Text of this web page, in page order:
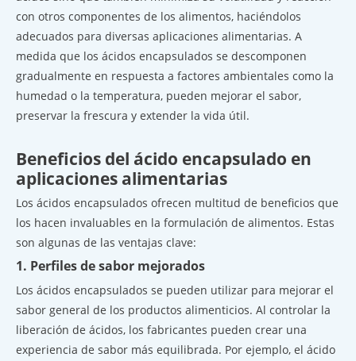
con otros componentes de los alimentos, haciéndolos
adecuados para diversas aplicaciones alimentarias. A
medida que los ácidos encapsulados se descomponen
gradualmente en respuesta a factores ambientales como la
humedad o la temperatura, pueden mejorar el sabor,
preservar la frescura y extender la vida útil.
Beneficios del ácido encapsulado en
aplicaciones alimentarias
Los ácidos encapsulados ofrecen multitud de beneficios que
los hacen invaluables en la formulación de alimentos. Estas
son algunas de las ventajas clave:
1. Perfiles de sabor mejorados
Los ácidos encapsulados se pueden utilizar para mejorar el
sabor general de los productos alimenticios. Al controlar la
liberación de ácidos, los fabricantes pueden crear una
experiencia de sabor más equilibrada. Por ejemplo, el ácido